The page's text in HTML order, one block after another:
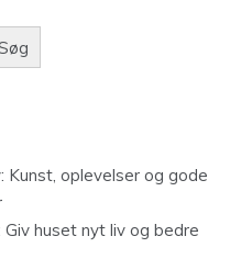
Kunst, oplevelser og gode
Giv huset nyt liv og bedre